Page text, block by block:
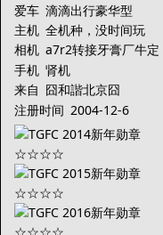
爱车 滴滴出行豪华型
主机 全机种，没时间玩
相机 a7r2转接牙膏厂牛定
手机 肾机
来自 囧和諧北京囧
注册时间 2004-12-6